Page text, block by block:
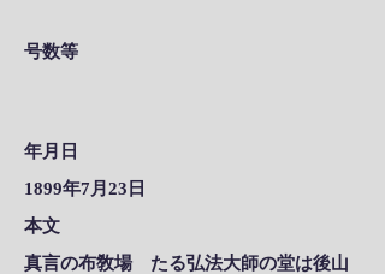
号数等
年月日
1899年7月23日
本文
真言の布敎場 たる弘法大師の堂は後山